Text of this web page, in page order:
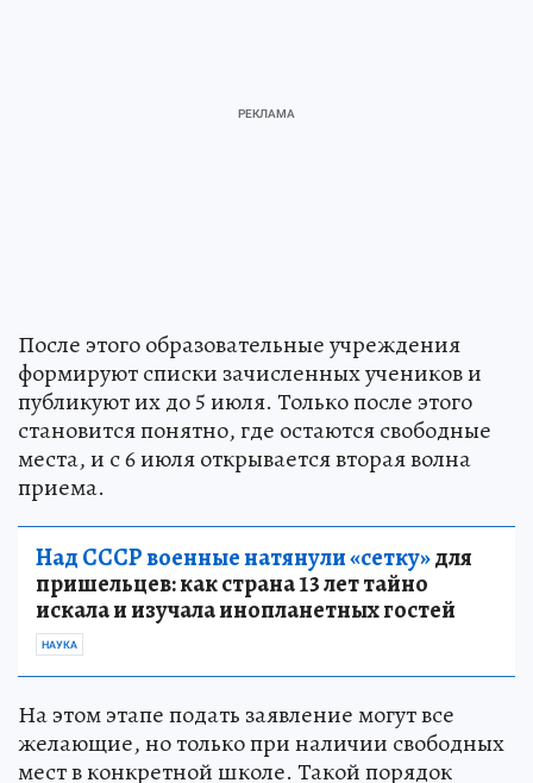
После этого образовательные учреждения
формируют списки зачисленных учеников и
публикуют их до 5 июля. Только после этого
становится понятно, где остаются свободные
места, и с 6 июля открывается вторая волна
приема.
Над СССР военные натянули «сетку»для
пришельцев: как страна 13 лет тайно
искала и изучала инопланетных гостей
НАУКА
На этом этапе подать заявление могут все
желающие, но только при наличии свободных
мест в конкретной школе. Такой порядок